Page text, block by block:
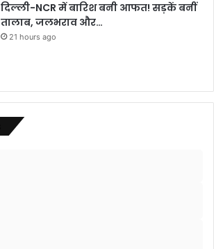
दिल्ली-NCR में बारिश बनी आफत! सड़कें बनीं
तालाब, जलभराव और…
21 hours ago